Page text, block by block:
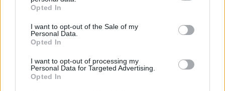
Opted In
I want to opt-out of the Sale of my
Personal Data.
Opted In
I want to opt-out of processing my
Personal Data for Targeted Advertising.
Opted In